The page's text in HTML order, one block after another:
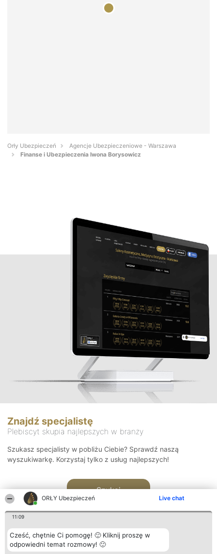
ORŁY Ubezpieczeń Live chat
11:09
Cześć, chętnie Ci pomogę! 🙂 Kliknij proszę w
odpowiedni temat rozmowy! 🙂
Orły Ubezpieczeń
Agencje Ubezpieczeniowe - Warszawa
Finanse i Ubezpieczenia Iwona Borysowicz
Znajdź specjalistę
Plebiscyt skupia najlepszych w branży
Szukasz specjalisty w pobliżu Ciebie? Sprawdź naszą
wyszukiwarkę. Korzystaj tylko z usług najlepszych!
Szukaj